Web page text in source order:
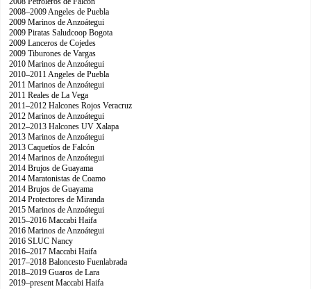
2008–2009 Angeles de Puebla
2009 Marinos de Anzoátegui
2009 Piratas Saludcoop Bogota
2009 Lanceros de Cojedes
2009 Tiburones de Vargas
2010 Marinos de Anzoátegui
2010–2011 Angeles de Puebla
2011 Marinos de Anzoátegui
2011 Reales de La Vega
2011–2012 Halcones Rojos Veracruz
2012 Marinos de Anzoátegui
2012–2013 Halcones UV Xalapa
2013 Marinos de Anzoátegui
2013 Caquetíos de Falcón
2014 Marinos de Anzoátegui
2014 Brujos de Guayama
2014 Maratonistas de Coamo
2014 Brujos de Guayama
2014 Protectores de Miranda
2015 Marinos de Anzoátegui
2015–2016 Maccabi Haifa
2016 Marinos de Anzoátegui
2016 SLUC Nancy
2016–2017 Maccabi Haifa
2017–2018 Baloncesto Fuenlabrada
2018–2019 Guaros de Lara
2019–present Maccabi Haifa